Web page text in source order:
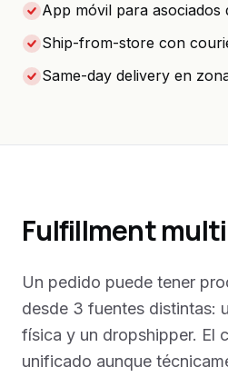
App móvil para asociados
Ship-from-store con
Same-day delivery en
Fulfillment
Un pedido puede tener
desde 3 fuentes distintas:
física y un dropshipper. El
unificado aunque